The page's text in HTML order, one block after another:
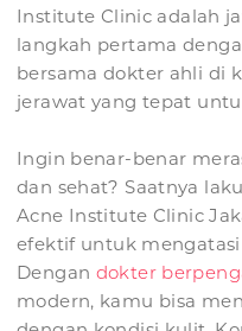
Institute Clinic adalah
langkah pertama
bersama dokter ahli di
jerawat yang tepat
Ingin benar-benar
dan sehat? Saatnya
Acne Institute Clinic
efektif untuk
Dengan dokter
modern, kamu bisa